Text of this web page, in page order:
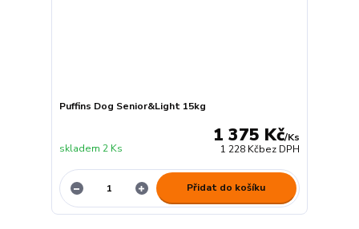
Puffins Dog Senior&Light 15kg
1 375 Kč/Ks
1 228 Kčbez DPH
skladem 2 Ks
Přidat do košíku